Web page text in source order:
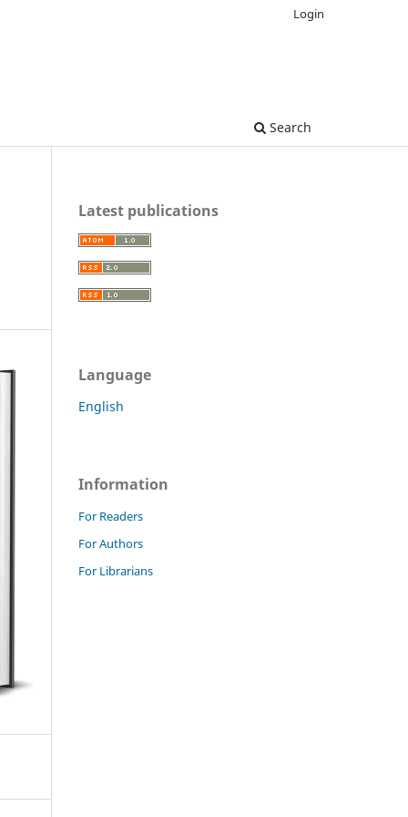
Search
Login
Latest publications
Language
English
Information
For Readers
For Authors
For Librarians